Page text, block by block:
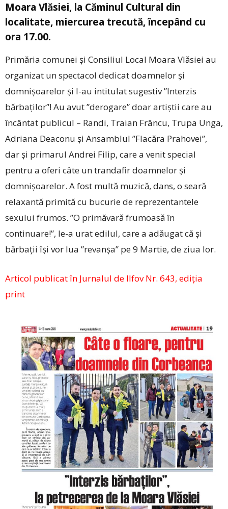
Moara Vlăsiei, la Căminul Cultural din
localitate, miercurea trecută, începând cu
ora 17.00.
Primăria comunei și Consiliul Local Moara Vlăsiei au
organizat un spectacol dedicat doamnelor și
domnișoarelor și l-au intitulat sugestiv ”Interzis
bărbaților”! Au avut ”derogare” doar artiștii care au
încântat publicul – Randi, Traian Frâncu, Trupa Unga,
Adriana Deaconu și Ansamblul ”Flacăra Prahovei”,
dar și primarul Andrei Filip, care a venit special
pentru a oferi câte un trandafir doamnelor și
domnișoarelor. A fost multă muzică, dans, o seară
relaxantă primită cu bucurie de reprezentantele
sexului frumos. ”O primăvară frumoasă în
continuare!”, le-a urat edilul, care a adăugat că și
bărbații își vor lua ”revanșa” pe 9 Martie, de ziua lor.
Articol publicat în Jurnalul de Ilfov Nr. 643, ediția
print